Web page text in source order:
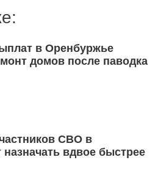
в Оренбуржье
домов после паводка
СВО в
вдвое быстрее